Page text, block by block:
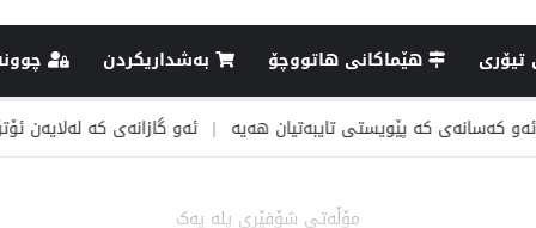
تیۆری هێماکانى هاتووچۆ بەشداریکردن
کە پێویستی تایبەتیان هەیە | ئەو گازانەی کە لەلایەن
مۆڵەتی شۆفێری پلە یەک